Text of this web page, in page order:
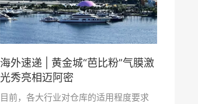
海外速递 | 黄金城“芭比粉”气膜激
光秀亮相迈阿密
目前，各大行业对仓库的适用程度要求